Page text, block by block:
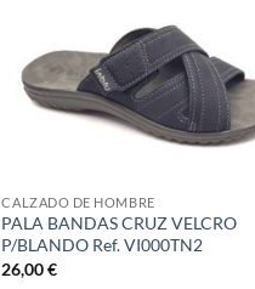
CALZADO DE HOMBRE
PALA BANDAS CRUZ VELCRO
P/BLANDO Ref. VI000TN2
26,00€